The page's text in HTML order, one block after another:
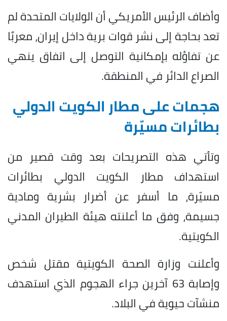
وأضاف الرئيس الأمريكي أن الولايات المتحدة لم
تعد بحاجة إلى نشر قوات برية داخل إيران، معربًا
عن تفاؤله بإمكانية التوصل إلى اتفاق ينهي
الصراع الدائر في المنطقة.
هجمات على مطار الكويت الدولي
بطائرات مسيّرة
وتأتي هذه التصريحات بعد وقت قصير من
استهداف مطار الكويت الدولي بطائرات
مسيّرة، ما أسفر عن أضرار بشرية ومادية
جسيمة، وفق ما أعلنته هيئة الطيران المدني
الكويتية.
وأعلنت وزارة الصحة الكويتية مقتل شخص
وإصابة 63 آخرين جراء الهجوم الذي استهدف
منشآت حيوية في البلاد.